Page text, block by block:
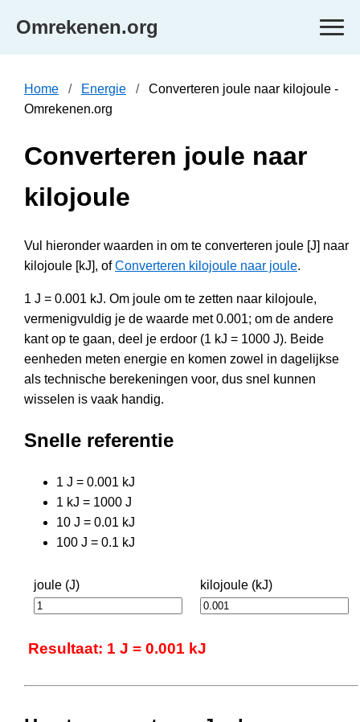
Omrekenen.org
Home Energie
Converteren joule naar kilojoule -
Omrekenen.org
Converteren joule naar
kilojoule
Vul hieronder waarden in om te converteren joule [J] naar
kilojoule [kJ], ofConverteren kilojoule naar joule.
1 J = 0.001 kJ. Om joule om te zetten naar kilojoule,
vermenigvuldig je de waarde met 0.001; om de andere
kant op te gaan, deel je erdoor (1 kJ = 1000 J). Beide
eenheden meten energie en komen zowel in dagelijkse
als technische berekeningen voor, dus snel kunnen
wisselen is vaak handig.
Snelle referentie
1 J = 0.001 kJ
1 kJ = 1000 J
10 J = 0.01 kJ
100 J = 0.1 kJ
joule (J) kilojoule (kJ)
Resultaat: 1 J = 0.001 kJ